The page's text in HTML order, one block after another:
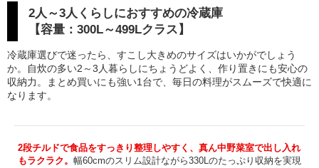
2人～3人くらしにおすすめの冷蔵庫
【容量：300L～499Lクラス】
冷蔵庫選びで迷ったら、すこし大きめのサイズはいかがでしょう
か。自炊の多い2～3人暮らしにちょうどよく、作り置きにも安心の
収納力。まとめ買いにも強い1台で、毎日の料理がスムーズで快適に
なります。
2段チルドで食品をすっきり整理しやすく、真ん中野菜室で出し入れ
もラクラク。 幅60cmのスリム設計ながら330Lのたっぷり収納を実現